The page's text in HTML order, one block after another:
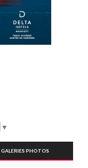
▼
GALERIES PHOTOS